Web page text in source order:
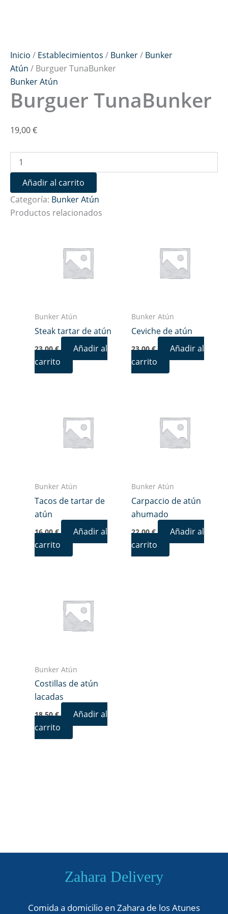
Inicio / Establecimientos / Bunker/ Bunker
Atún / Burguer TunaBunker
Bunker Atún
Burguer TunaBunker
19,00€
Añadir al carrito
Categoría: Bunker Atún
Productos relacionados
Bunker Atún
Steak tartar de atún
23,00€
Añadir al
carrito
Bunker Atún
Ceviche de atún
23,00€
Añadir al
carrito
Bunker Atún
Tacos de tartar de
atún
16,00€
Añadir al
carrito
Bunker Atún
Carpaccio de atún
ahumado
22,00€
Añadir al
carrito
Bunker Atún
Costillas de atún
lacadas
18,50€
Añadir al
carrito
Zahara Delivery
Comida a domicilio en Zahara de los Atunes